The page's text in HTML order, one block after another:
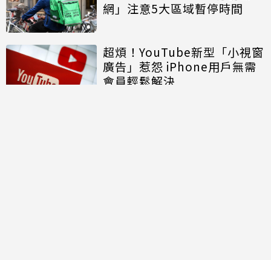
網」注意5大區域暫停時間
超煩！YouTube新型「小視窗
廣告」惹怨 iPhone用戶無需
會員輕鬆解決